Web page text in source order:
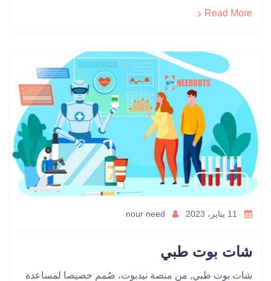
Read More
11 يناير، 2023
شات بوت طبي
شات بوت طبي, من منصة نيدبوت، صٌمم خصيصا لمساعدة